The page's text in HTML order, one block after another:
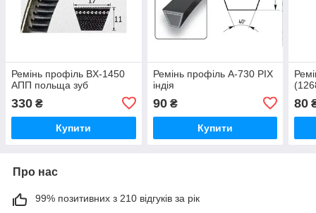
Ремінь профіль ВX-1450
АПП польща зуб
330 ₴
Купити
Ремінь профіль A-730 PIX
індія
90₴
Купити
80
Про нас
99% позитивних з 210 відгуків за рік